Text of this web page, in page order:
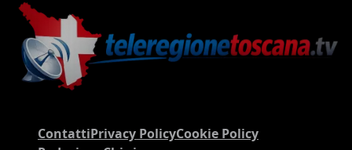
ContattiPrivacy PolicyCookie Policy